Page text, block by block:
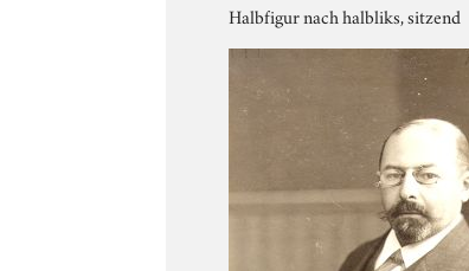
Halbfigur nach halbliks, sitzend